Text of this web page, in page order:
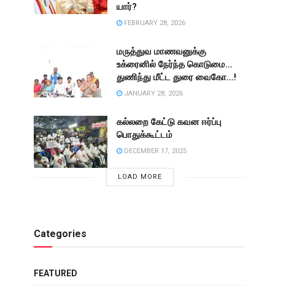
யார்?
FEBRUARY 28, 2026
மருத்துவ மாணவனுக்கு
உக்ரைனில் நேர்ந்த கொடுமை…
துணிந்து மீட்ட துரை வைகோ…!
JANUARY 28, 2026
கல்லறை கேட்டு கவன ஈர்ப்பு
பொதுக்கூட்டம்
DECEMBER 17, 2025
LOAD MORE
Categories
FEATURED